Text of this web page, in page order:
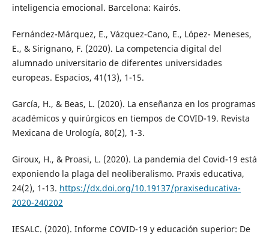
inteligencia emocional. Barcelona: Kairós.
Fernández-Márquez, E., Vázquez-Cano, E., López- Meneses,
E., & Sirignano, F. (2020). La competencia digital del
alumnado universitario de diferentes universidades
europeas. Espacios, 41(13), 1-15.
García, H., & Beas, L. (2020). La enseñanza en los programas
académicos y quirúrgicos en tiempos de COVID-19. Revista
Mexicana de Urología, 80(2), 1-3.
Giroux, H., & Proasi, L. (2020). La pandemia del Covid-19 está
exponiendo la plaga del neoliberalismo. Praxis educativa,
24(2), 1-13. https://dx.doi.org/10.19137/praxiseducativa-
2020-240202
IESALC. (2020). Informe COVID-19 y educación superior: De